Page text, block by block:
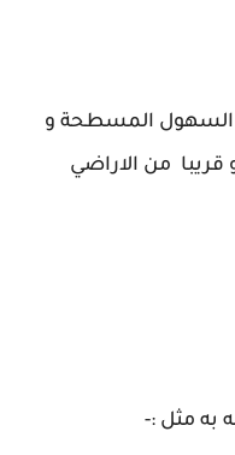
السهول المسطحة و
قريبا من الاراضي
به مثل :-